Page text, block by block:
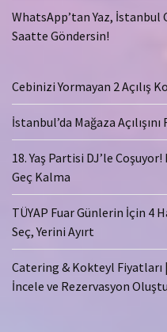
WhatsApp’tan Yaz,
Saatte Göndersin!
Cebinizi Yormayan 2 Açılış
İstanbul’da Mağaza
18. Yaş Partisi DJ’le
Geç Kalma
TÜYAP Fuar Günlerin İçin 4
Seç, Yerini Ayırt
Catering & Kokteyl Fiyatları
İncele ve Rezervasyon